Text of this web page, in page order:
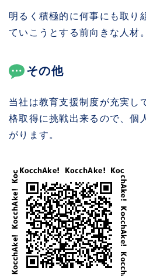
明るく積極的に何事にも取り
ていこうとする前向きな人材。
その他
当社は教育支援制度が充実し
格取得に挑戦出来るので、個
がります。